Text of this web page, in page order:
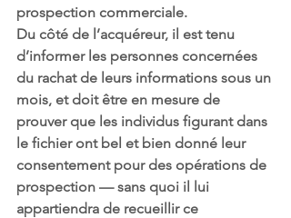
prospection commerciale.
Du côté de l’acquéreur, il est tenu
d’informer les personnes concernées
du rachat de leurs informations sous un
mois, et doit être en mesure de
prouver que les individus figurant dans
le fichier ont bel et bien donné leur
consentement pour des opérations de
prospection — sans quoi il lui
appartiendra de recueillir ce